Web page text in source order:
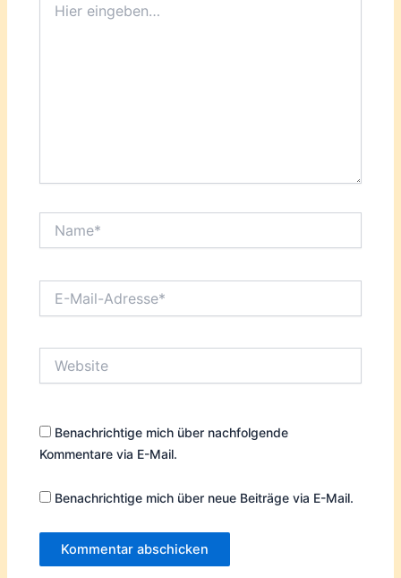
eingeben…
Mail-
Benachrichtige mich über nachfolgende
Kommentare via E-Mail.
Benachrichtige mich über neue Beiträge via E-Mail.